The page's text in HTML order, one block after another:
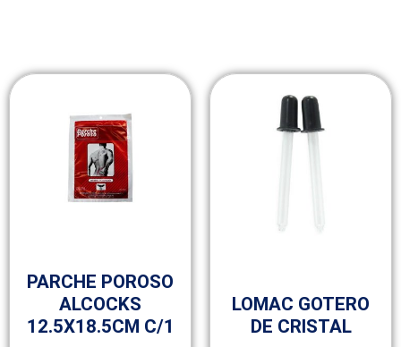
PARCHE POROSO
ALCOCKS
12.5X18.5CM C/1
LOMAC GOTERO
DE CRISTAL